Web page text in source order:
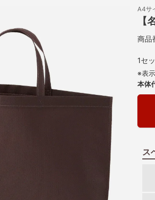
A4サ
商品
1セ
※表
本体
ス